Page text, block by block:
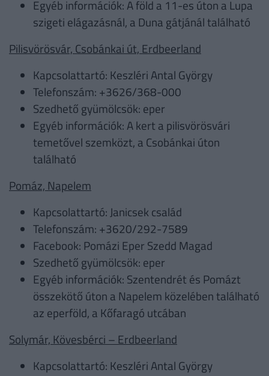
Egyéb információk: A föld a 11-es úton a Lupa
szigeti elágazásnál, a Duna gátjánál található
Pilisvörösvár, Csobánkai út, Erdbeerland
Kapcsolattartó: Keszléri Antal György
Telefonszám: +3626/368-000
Szedhető gyümölcsök: eper
Egyéb információk: A kert a pilisvörösvári
temetővel szemközt, a Csobánkai úton
található
Pomáz, Napelem
Kapcsolattartó: Janicsek család
Telefonszám: +3620/292-7589
Facebook: Pomázi Eper Szedd Magad
Szedhető gyümölcsök: eper
Egyéb információk: Szentendrét és Pomázt
összekötő úton a Napelem közelében található
az eperföld, a Kőfaragó utcában
Solymár, Kövesbérci – Erdbeerland
Kapcsolattartó: Keszléri Antal György